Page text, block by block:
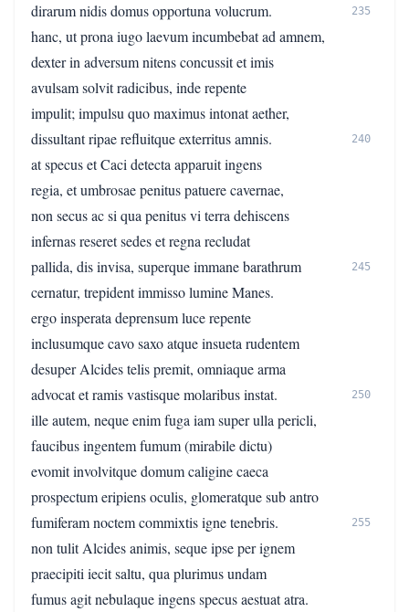
dirarum nidis domus opportuna volucrum. 235
hanc, ut prona iugo laevum incumbebat ad amnem,
dexter in adversum nitens concussit et imis
avulsam solvit radicibus, inde repente
impulit; impulsu quo maximus intonat aether,
dissultant ripae refluitque exterritus amnis.
240
at specus et Caci detecta apparuit ingens
regia, et umbrosae penitus patuere cavernae,
non secus ac si qua penitus vi terra dehiscens
infernas reseret sedes et regna recludat
pallida, dis invisa, superque immane barathrum
245
cernatur, trepident immisso lumine Manes.
ergo insperata deprensum luce repente
inclusumque cavo saxo atque insueta rudentem
desuper Alcides telis premit, omniaque arma
advocat et ramis vastisque molaribus instat.
250
ille autem, neque enim fuga iam super ulla pericli,
faucibus ingentem fumum (mirabile dictu)
evomit involvitque domum caligine caeca
prospectum eripiens oculis, glomeratque sub antro
fumiferam noctem commixtis igne tenebris.
255
non tulit Alcides animis, seque ipse per ignem
praecipiti iecit saltu, qua plurimus undam
fumus agit nebulaque ingens specus aestuat atra.